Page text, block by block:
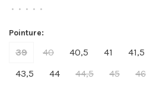
• • • • •
Pointure:
39 40 40,5 41 41,5
43,5
44 44,5 45 46